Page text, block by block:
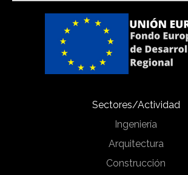
Sectores/Actividad
Ingeniería
Arquitectura
Construcción